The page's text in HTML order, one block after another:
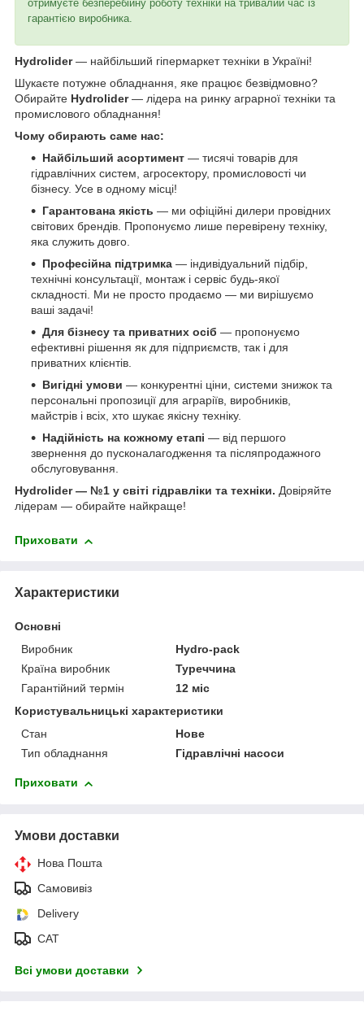
отримуєте безперебійну роботу техніки на тривалий час із
гарантією виробника.
Hydrolider— найбільший гіпермаркет техніки в Україні!
Шукаєте потужне обладнання, яке працює безвідмовно?
Обирайте Hydrolider— лідера на ринку аграрної техніки та
промислового обладнання!
Чому обирають саме нас:
Найбільший асортимент — тисячі товарів для
гідравлічних систем, агросектору, промисловості чи
бізнесу. Усе в одному місці!
Гарантована якість — ми офіційні дилери провідних
світових брендів. Пропонуємо лише перевірену техніку,
яка служить довго.
Професійна підтримка — індивідуальний підбір,
технічні консультації, монтаж і сервіс будь-якої
складності. Ми не просто продаємо — ми вирішуємо
ваші задачі!
Для бізнесу та приватних осіб — пропонуємо
ефективні рішення як для підприємств, так і для
приватних клієнтів.
Вигідні умови — конкурентні ціни, системи знижок та
персональні пропозиції для аграріїв, виробників,
майстрів і всіх, хто шукає якісну техніку.
Надійність на кожному етапі — від першого
звернення до пусконалагодження та післяпродажного
обслуговування.
Hydrolider — №1 у світі гідравліки та техніки. Довіряйте
лідерам — обирайте найкраще!
Приховати
Характеристики
Основні
Виробник
Hydro-pack
Країна виробник
Туреччина
Гарантійний термін
12 міс
Користувальницькі характеристики
Стан
Нове
Тип обладнання
Гідравлічні насоси
Приховати
Умови доставки
Нова Пошта
Самовивіз
Delivery
САТ
Всі умови доставки